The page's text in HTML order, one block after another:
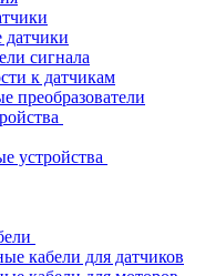
сигнала
к датчикам
преобразователи
устройства
кабели для датчиков